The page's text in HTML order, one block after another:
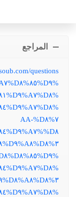
المراجع
٧%D٨%AA-